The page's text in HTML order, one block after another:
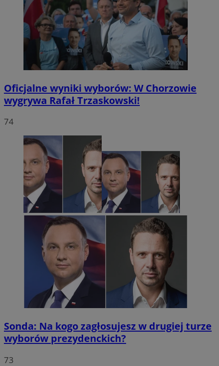
Oficjalne wyniki wyborów: W Chorzowie
wygrywa Rafał Trzaskowski!
74
Sonda: Na kogo zagłosujesz w drugiej turze
wyborów prezydenckich?
73